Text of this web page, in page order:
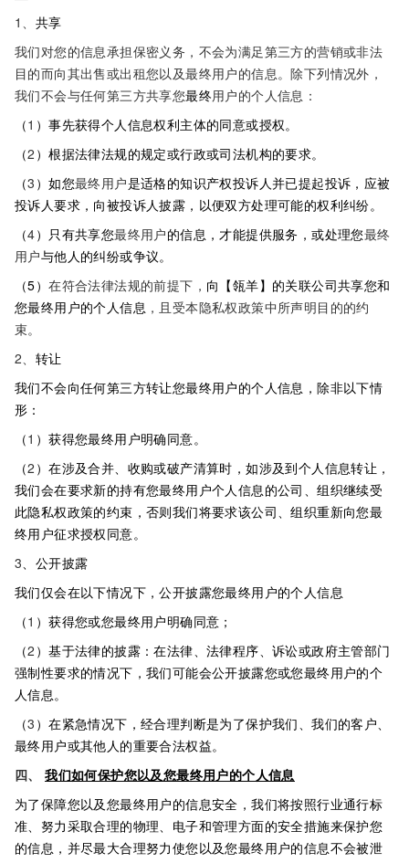
1、 共享
我们对您的信息承担保密义务，不会为满足第三方的营销或非法
目的而向其出售或出租您以及最终用户的信息。除下列情况外，
我们不会与任何第三方共享您最终用户的个人信息：
（1 ）事先获得个人信息权利主体的同意或授权。
（2 ）根据法律法规的规定或行政或司法机构的要求。
（3 ）如您最终用户是适格的知识产权投诉人并已提起投诉，应被
投诉人要求，向被投诉人披露，以便双方处理可能的权利纠纷。
（4）只有共享您最终用户的信息，才能提供服务，或处理您最终
用户与他人的纠纷或争议。
（5）在符合法律法规的前提下， 向【瓴羊】的关联公司共享您和
您最终用户的个人信息 ，且受本隐私权政策中所声明目的的约
束。
2、 转让
我们不会向任何第三方转让您最终用户的个人信息，除非以下情
形：
（1 ）获得您最终用户明确同意。
（2 ）在涉及合并、收购或破产清算时，如涉及到个人信息转让，
我们会在要求新的持有您最终用户个人信息的公司、组织继续受
此隐私权政策的约束，否则我们将要求该公司、组织重新向您最
终用户征求授权同意。
3、公开披露
我们仅会在以下情况下，公开披露您最终用户的个人信息
（1 ）获得您或您最终用户明确同意；
（2 ）基于法律的披露：在法律、法律程序、诉讼或政府主管部门
强制性要求的情况下，我们可能会公开披露您或您最终用户的个
人信息。
（3 ）在紧急情况下，经合理判断是为了保护我们、我们的客户、
最终用户或其他人的重要合法权益。
四、我们如何保护您以及您最终用户的个人信息
为了保障您以及您最终用户的信息安全，我们将按照行业通行标
准、努力采取合理的物理、电子和管理方面的安全措施来保护您
的信息，并尽最大合理努力使您以及您最终用户的信息不会被泄